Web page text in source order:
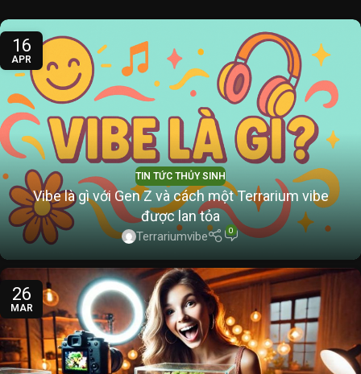
16
APR
TIN TỨC THỦY SINH
Vibe là gì với Gen Z và cách một Terrarium vibe
được lan tỏa
Terrariumvibe 0
26
MAR